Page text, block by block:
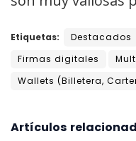
Etiquetas: Destacados
Firmas digitales
Wallets (Billetera,
Artículos